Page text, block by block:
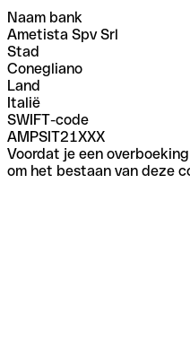
Naam bank
Ametista Spv Srl
Stad
Conegliano
Land
Italië
SWIFT-code
AMPSIT21XXX
Voordat je een
om het bestaan van deze